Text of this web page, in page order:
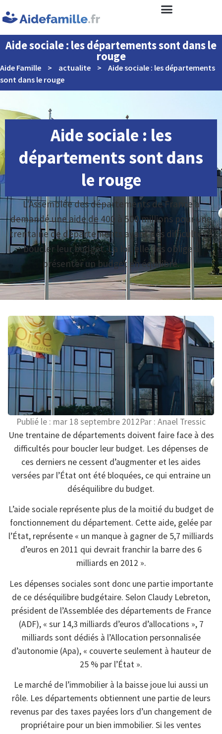
Aide sociale : les départements sont dans le
rouge
Aide Famille > actualite >
Aide sociale : les départements
sont dans le rouge
Aide sociale : les
départements sont dans
le rouge
L'Assemblée des départements de France a
demandé une aide de 400 à 500 millions pour une
trentaine de départements ayant des difficultés à
boucler leur budget. La loi, elle, les oblige à
présenter un budget en équilibre.
Publié le : mar 18 septembre 2012Par : Anael Tressic
Une trentaine de départements doivent faire face à des
difficultés pour boucler leur budget. Les dépenses de
ces derniers ne cessent d’augmenter et les aides
versées par l’État ont été bloquées, ce qui entraine un
déséquilibre du budget.
L’aide sociale représente plus de la moitié du budget de
fonctionnement du département. Cette aide, gelée par
l’État, représente « un manque à gagner de 5,7 milliards
d’euros en 2011 qui devrait franchir la barre des 6
milliards en 2012 ».
Les dépenses sociales sont donc une partie importante
de ce déséquilibre budgétaire. Selon Claudy Lebreton,
président de l’Assemblée des départements de France
(ADF), « sur 14,3 milliards d’euros d’allocations », 7
milliards sont dédiés à l’Allocation personnalisée
d’autonomie (Apa), « couverte seulement à hauteur de
25 % par l’État ».
Le marché de l’immobilier à la baisse joue lui aussi un
rôle. Les départements obtiennent une partie de leurs
revenus par des taxes payées lors d’un changement de
propriétaire pour un bien immobilier. Si les ventes